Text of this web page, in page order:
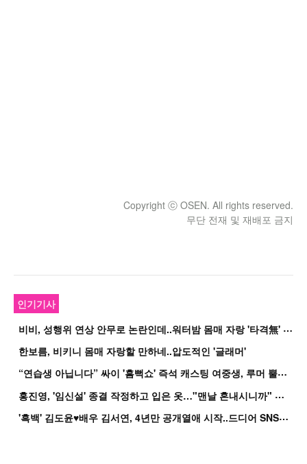
Copyright ⓒ OSEN. All rights reserved.
무단 전재 및 재배포 금지
인기기사
비
비, 성행위 연상 안무로 논란인데..워터밤 몸매 자랑 '타격無' 근황
한보름, 비키니 몸매 자랑할 만하네..압도적인 '글래머'
“
연습생 아닙니다” 싸이 '흠뻑쇼' 즉석 캐스팅 여중생, 루머 뿔났다[Oh!쎈 이...
홍
진영, '임신설' 종결 작정하고 입은 옷…"맨날 혼내시니까" 억울
'
흑백' 김도윤♥배우 김서연, 4년만 공개열애 시작..드디어 SNS에 노출 [핫피...